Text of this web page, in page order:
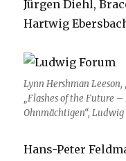
Jürgen Diehl,
Hartwig
Lynn Hershman Leeson,
„Flashes of the Future –
Ohnmächtigen“, Ludwig
Hans-Peter